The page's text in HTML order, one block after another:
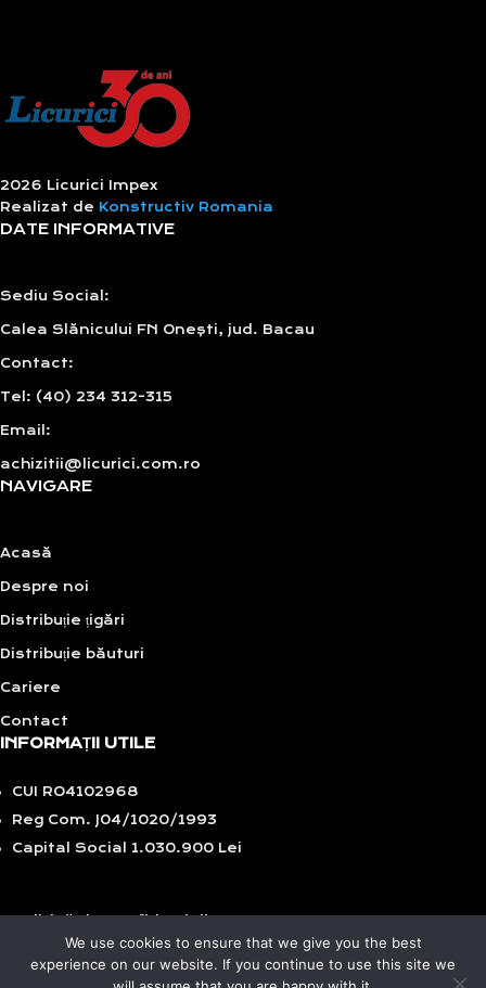
2026 Licurici Impex
Realizat de Konstructiv Romania
DATE INFORMATIVE
Sediu Social:
Calea Slănicului FN Onești, jud. Bacau
Contact:
Tel: (40) 234 312-315
Email:
achizitii@licurici.com.ro
NAVIGARE
Acasă
Despre noi
Distribuție țigări
Distribuție băuturi
Cariere
Contact
INFORMAȚII UTILE
CUI RO4102968
Reg Com. J04/1020/1993
Capital Social 1.030.900 Lei
Politică de confidențialitate
Politică de cookies
We use cookies to ensure that we give you the best
experience on our website. If you continue to use this site we